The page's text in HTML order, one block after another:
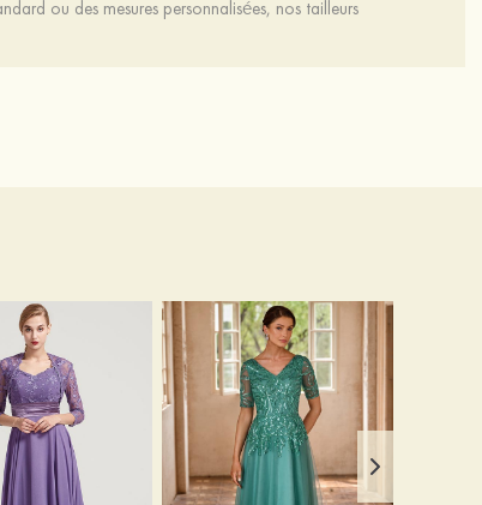
ou des mesures personnalisées, nos tailleurs